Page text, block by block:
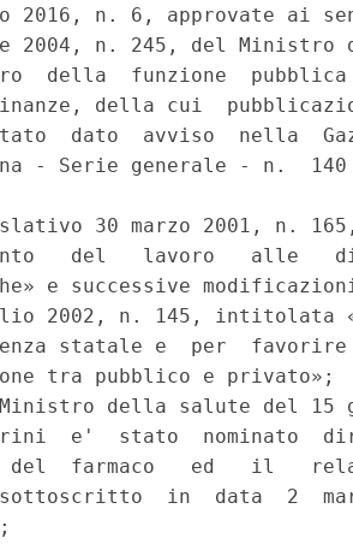
2016, n. 6, approvate ai
2004, n. 245, del
della  funzione
della cui
dato  avviso  nella
- Serie generale - n.
30 marzo 2001, n.
del   lavoro   alle
e successive
2002, n. 145, intitolata
statale e  per  favorire
tra pubblico e privato»;
della salute del 15
e'  stato  nominato
del  farmaco   ed   il
in  data  2